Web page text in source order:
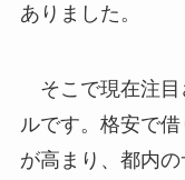
ありました。
そこで現在注目
ルです。格安で
が高まり、都内